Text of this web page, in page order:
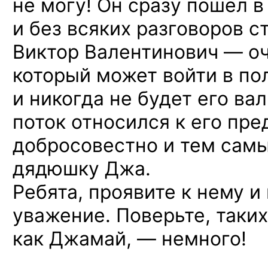
не могу! Он сразу пошел
и без всяких разговоров
Виктор Валентинович —
который может войти в
и никогда не будет его
поток относился к его
добросовестно и тем
дядюшку Джа.
Ребята, проявите к нему
уважение. Поверьте,
как Джамай, — немного!